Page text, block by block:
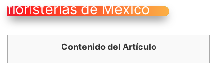
floristerías de México
Contenido del Artículo